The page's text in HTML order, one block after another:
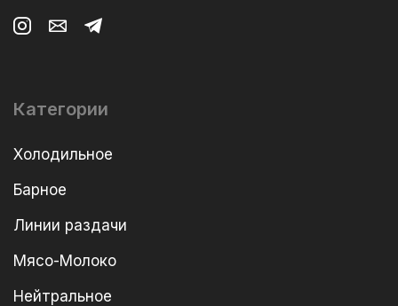
Категории
Холодильное
Барное
Линии раздачи
Мясо-Молоко
Нейтральное